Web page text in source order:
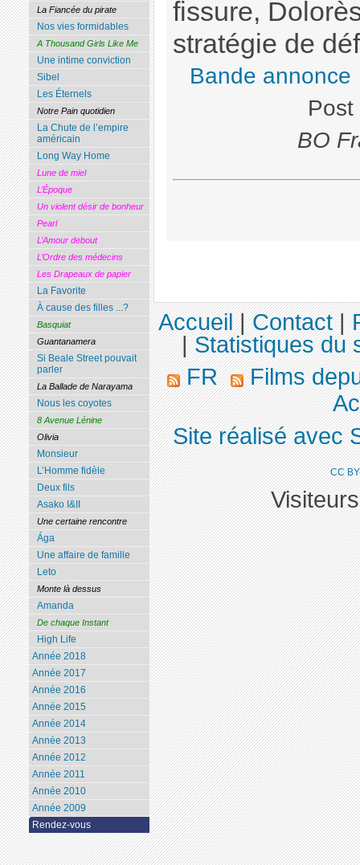
fissure,
stratégie de
Bande annonce
BO
La Fiancée du pirate
Nos vies formidables
A Thousand Girls Like Me
Une intime conviction
Sibel
Les Éternels
Notre Pain quotidien
La Chute de l’empire
américain
Long Way Home
Lune de miel
L’Époque
Un violent désir de bonheur
Pearl
L’Amour debout
L’Ordre des médecins
Les Drapeaux de papier
La Favorite
À cause des filles ...?
Basquiat
Guantanamera
Si Beale Street pouvait
parler
La Ballade de Narayama
Nous les coyotes
8 Avenue Lénine
Olivia
Monsieur
L’Homme fidèle
Deux fils
Asako I&II
Une certaine rencontre
Ága
Une affaire de famille
Leto
Monte là dessus
Amanda
De chaque Instant
High Life
Année 2018
Année 2017
Année 2016
Année 2015
Année 2014
Année 2013
Année 2012
Année 2011
Année 2010
Année 2009
Rendez-vous
Accueil|Contact|
|Statistiques du
FR
Films
Site réalisé avec
CC